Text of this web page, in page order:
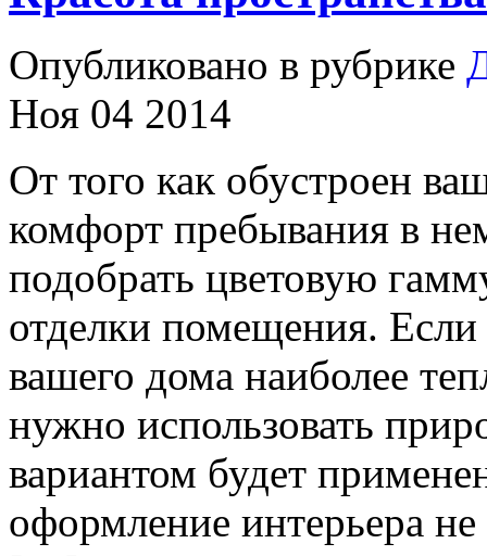
Опубликовано в рубрике
Ноя 04 2014
От того как обустроен
комфорт пребывания в
подобрать цветовую
отделки помещения. Если
вашего дома наиболее
нужно использовать
вариантом будет
оформление интерьера